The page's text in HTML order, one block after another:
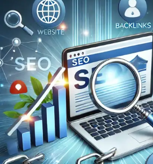
WooCommerce
–
Dodawanie
pól
niestandardowych
bez
kodowania